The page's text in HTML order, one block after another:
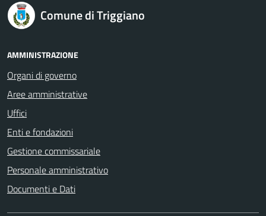
Comune di Triggiano
AMMINISTRAZIONE
Organi di governo
Aree amministrative
Uffici
Enti e fondazioni
Gestione commissariale
Personale amministrativo
Documenti e Dati